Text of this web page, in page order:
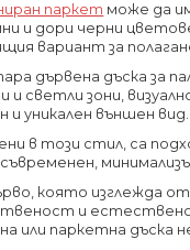
паркет може да
и дори черни
вариант за
дървена дъска за
светли зони,
и уникален външен вид.
в този стил, са
съвременен,
която изглежда
и
или паркетна дъска